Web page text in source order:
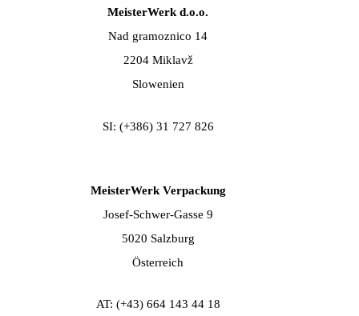
MeisterWerk d.o.o.
Nad gramoznico 14
2204 Miklavž
Slowenien
SI: (+386) 31 727 826
MeisterWerk Verpackung
Josef-Schwer-Gasse 9
5020 Salzburg
Österreich
AT: (+43) 664 143 44 18​